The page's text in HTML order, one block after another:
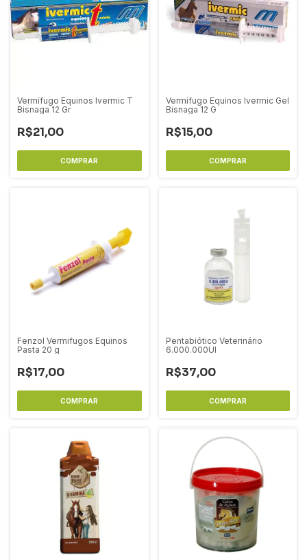
Vermífugo Equinos Ivermic T
Bisnaga 12 Gr
R$21,00
Vermífugo Equinos Ivermic Gel
Bisnaga 12 G
R$15,00
Fenzol Vermifugos Equinos
Pasta 20 g
R$17,00
Pentabiótico Veterinário
6.000.000UI
R$37,00